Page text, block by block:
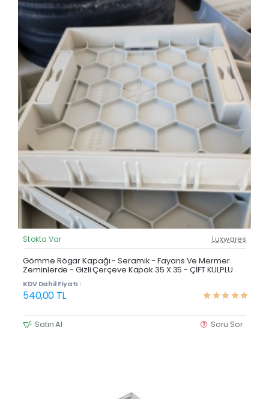
Güncel Fiyat
Yeni Ürün
Stokta Var Luxwares
Gömme Rögar Kapağı - Seramik - Fayans Ve Mermer
Zeminlerde - Gizli Çerçeve Kapak 35 X 35 - ÇİFT KULPLU
KDV Dahil Fiyatı :
540,00 TL
Satın Al Soru Sor